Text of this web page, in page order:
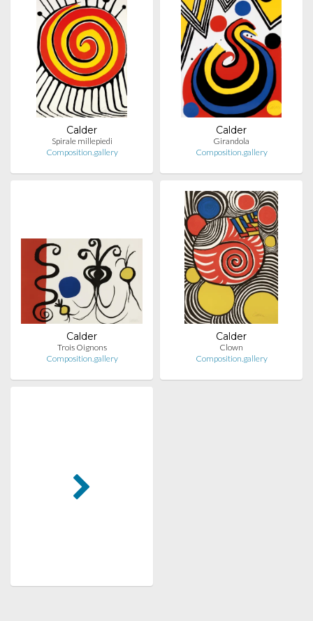
Calder
Spirale millepiedi
Composition.gallery
Calder
Girandola
Composition.gallery
Calder
Trois Oignons
Composition.gallery
Calder
Clown
Composition.gallery